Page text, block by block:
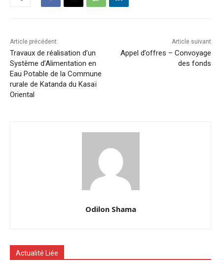
Article précédent
Travaux de réalisation d’un
Système d’Alimentation en
Eau Potable de la Commune
rurale de Katanda du Kasaï
Oriental
Article suivant
Appel d’offres – Convoyage
des fonds
Odilon Shama
Actualité Liée